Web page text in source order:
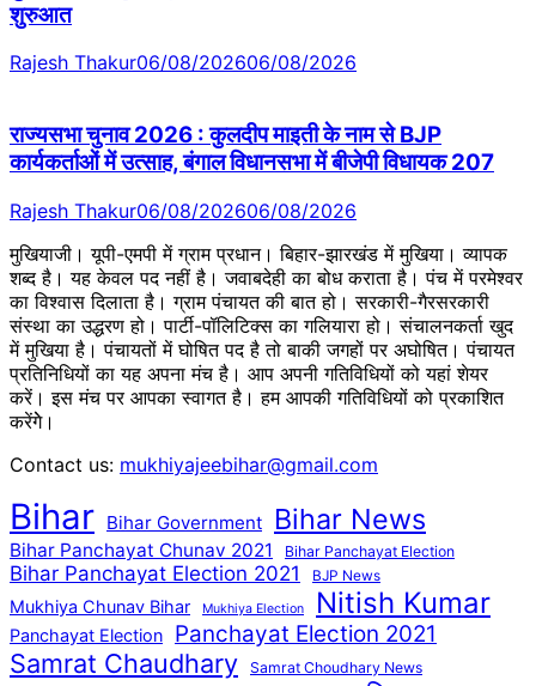
शुरुआत
Rajesh Thakur06/08/202606/08/2026
राज्यसभा चुनाव 2026 : कुलदीप माइती के नाम से BJP
कार्यकर्ताओं में उत्साह, बंगाल विधानसभा में बीजेपी विधायक 207
Rajesh Thakur06/08/202606/08/2026
मुखियाजी। यूपी-एमपी में ग्राम प्रधान। बिहार-झारखंड में मुखिया। व्यापक
शब्द है। यह केवल पद नहीं है। जवाबदेही का बोध कराता है। पंच में परमेश्वर
का विश्वास दिलाता है। ग्राम पंचायत की बात हो। सरकारी-गैरसरकारी
संस्था का उद्धरण हो। पार्टी-पॉलिटिक्स का गलियारा हो। संचालनकर्ता खुद
में मुखिया है। पंचायतों में घोषित पद है तो बाकी जगहों पर अघोषित। पंचायत
प्रतिनिधियों का यह अपना मंच है। आप अपनी गतिविधियों को यहां शेयर
करें। इस मंच पर आपका स्वागत है। हम आपकी गतिविधियों को प्रकाशित
करेंगेे।
Contact us: mukhiyajeebihar@gmail.com
Bihar Bihar Government Bihar News
Bihar Panchayat Chunav 2021 Bihar Panchayat Election
Bihar Panchayat Election 2021 BJP News
Mukhiya Chunav Bihar Mukhiya Election Nitish Kumar
Panchayat Election Panchayat Election 2021
Samrat Chaudhary Samrat Choudhary News